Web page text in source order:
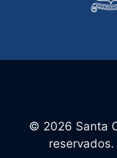
© 2026 Santa
reservados.